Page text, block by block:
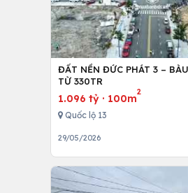
ĐẤT NỀN ĐỨC PHÁT 3 –
TỪ 330TR
1.096 tỷ · 100m
2
Quốc lộ 13
29/05/2026